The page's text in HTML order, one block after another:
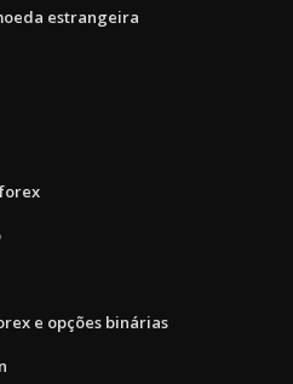
estrangeira
e opções binárias